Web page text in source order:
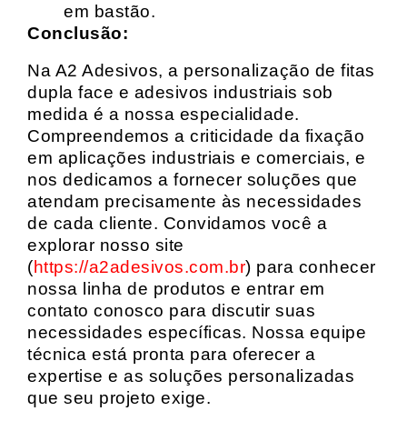
em bastão.
Conclusão:
Na A2 Adesivos, a personalização de fitas
dupla face e adesivos industriais sob
medida é a nossa especialidade.
Compreendemos a criticidade da fixação
em aplicações industriais e comerciais, e
nos dedicamos a fornecer soluções que
atendam precisamente às necessidades
de cada cliente. Convidamos você a
explorar nosso site
(https://a2adesivos.com.br) para conhecer
nossa linha de produtos e entrar em
contato conosco para discutir suas
necessidades específicas. Nossa equipe
técnica está pronta para oferecer a
expertise e as soluções personalizadas
que seu projeto exige.